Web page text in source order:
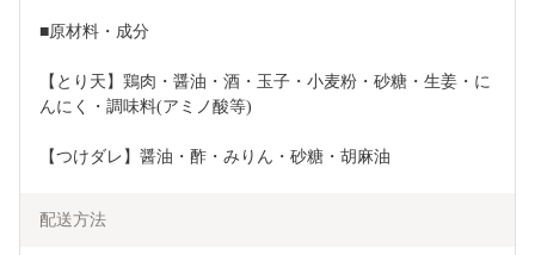
■原材料・成分
【とり天】鶏肉・醤油・酒・玉子・小麦粉・砂糖・生姜・に
んにく・調味料(アミノ酸等)
【つけダレ】醤油・酢・みりん・砂糖・胡麻油
配送方法